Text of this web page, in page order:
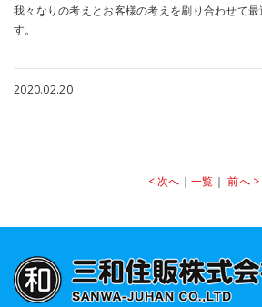
我々なりの考えとお客様の考えを刷り合わせて
す。
2020.02.20
< 次へ ｜一覧 ｜前へ >